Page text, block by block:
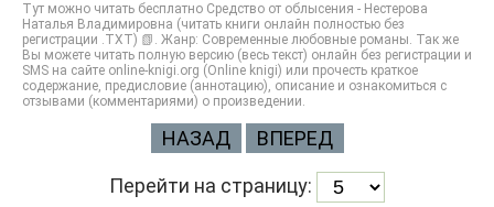
Тут можно читать бесплатно Средство от облысения - Нестерова
Наталья Владимировна (читать книги онлайн полностью без
регистрации .TXT) 📗. Жанр: Современные любовные романы. Так же
Вы можете читать полную версию (весь текст) онлайн без регистрации и
SMS на сайте online-knigi.org (Online knigi) или прочесть краткое
содержание, предисловие (аннотацию), описание и ознакомиться с
отзывами (комментариями) о произведении.
НАЗАД ВПЕРЕД
Перейти на страницу: